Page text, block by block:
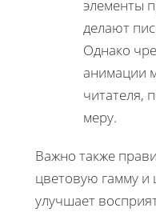
элементы
делают
Однако
анимации
читателя,
меру.
Важно также
цветовую гамму
улучшает